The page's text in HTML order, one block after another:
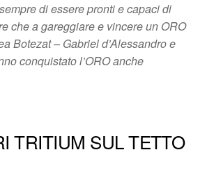
di essere pronti e capaci di
che a gareggiare e vincere un ORO
Botezat – Gabriel d’Alessandro e
conquistato l’ORO anche
TRITIUM SUL TETTO